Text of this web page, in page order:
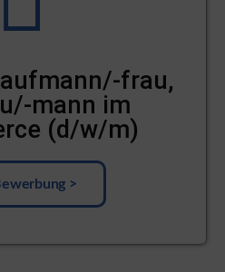
frau,
mann im
(d/w/m)
>